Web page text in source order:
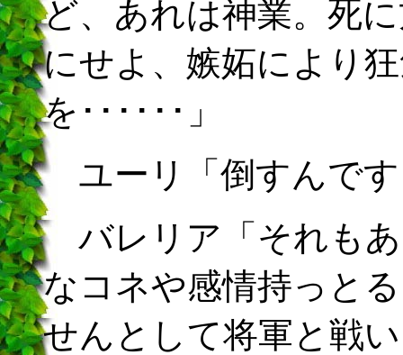
ど、あれは神業。死
にせよ、嫉妬により
を･･････」
ユーリ「倒すんです
バレリア「それもあ
なコネや感情持っと
せんとして将軍と戦